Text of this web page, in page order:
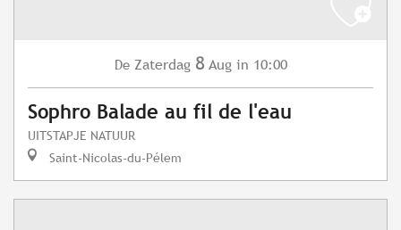
De Zaterdag 8 Aug in 10:00
Sophro Balade au fil de l'eau
UITSTAPJE NATUUR
Saint-Nicolas-du-Pélem